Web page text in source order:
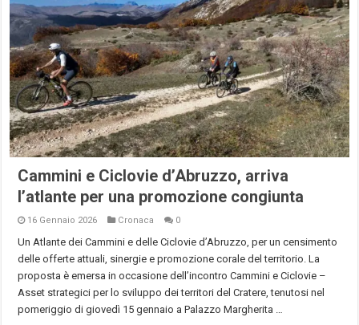
Cammini e Ciclovie d’Abruzzo, arriva
l’atlante per una promozione congiunta
16 Gennaio 2026 Cronaca 0
Un Atlante dei Cammini e delle Ciclovie d’Abruzzo, per un censimento
delle offerte attuali, sinergie e promozione corale del territorio. La
proposta è emersa in occasione dell’incontro Cammini e Ciclovie –
Asset strategici per lo sviluppo dei territori del Cratere, tenutosi nel
pomeriggio di giovedì 15 gennaio a Palazzo Margherita …